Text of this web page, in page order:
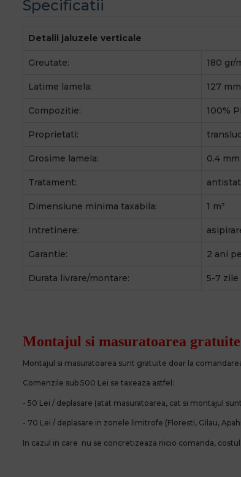
Specificatii
Detalii jaluzele verticale
Greutate: 180 gr/
Latime lamela: 127 mm
Compozitie: 100%
Proprietati:
Grosime lamela: 0.4 mm
Tratament:
Dimensiune minima taxabila: 1 m²
Intretinere:
Garantie: 2 ani
Durata livrare/montare: 5-7 zile
Montajul si masuratoarea
Montajul si masuratoarea sunt gratuite doar la
Comenzile sub 500 Lei se taxeaza astfel:
- 50 Lei / deplasare (atat masuratoarea, cat si montajul
- 70 Lei / deplasare in zonele limitrofe (Floresti, Gilau,
In cazul in care nu se concretizeaza nicio comanda,